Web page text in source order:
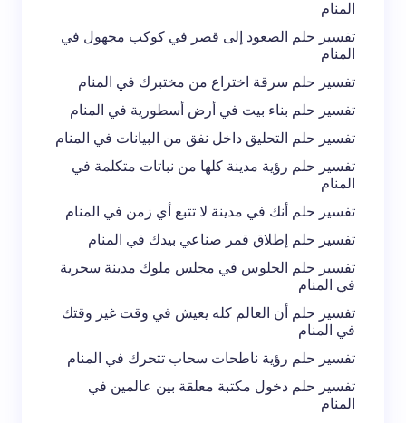
المنام
تفسير حلم الصعود إلى قصر في كوكب مجهول في
المنام
تفسير حلم سرقة اختراع من مختبرك في المنام
تفسير حلم بناء بيت في أرض أسطورية في المنام
تفسير حلم التحليق داخل نفق من البيانات في المنام
تفسير حلم رؤية مدينة كلها من نباتات متكلمة في
المنام
تفسير حلم أنك في مدينة لا تتبع أي زمن في المنام
تفسير حلم إطلاق قمر صناعي بيدك في المنام
تفسير حلم الجلوس في مجلس ملوك مدينة سحرية
في المنام
تفسير حلم أن العالم كله يعيش في وقت غير وقتك
في المنام
تفسير حلم رؤية ناطحات سحاب تتحرك في المنام
تفسير حلم دخول مكتبة معلقة بين عالمين في
المنام